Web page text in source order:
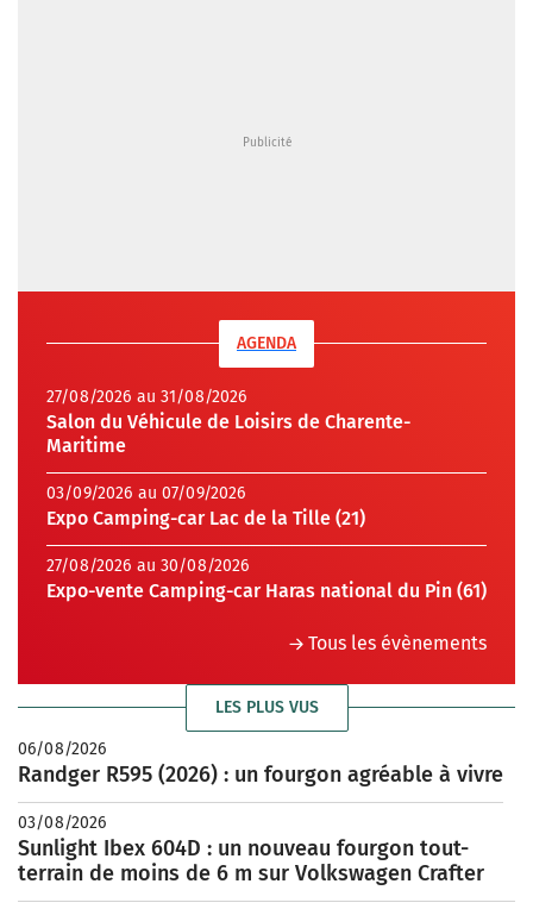
AGENDA
27/08/2026 au 31/08/2026
Salon du Véhicule de Loisirs de Charente-
Maritime
03/09/2026 au 07/09/2026
Expo Camping-car Lac de la Tille (21)
27/08/2026 au 30/08/2026
Expo-vente Camping-car Haras national du Pin (61)
Tous les évènements
LES PLUS VUS
06/08/2026
Randger R595 (2026) : un fourgon agréable à vivre
03/08/2026
Sunlight Ibex 604D : un nouveau fourgon tout-
terrain de moins de 6 m sur Volkswagen Crafter